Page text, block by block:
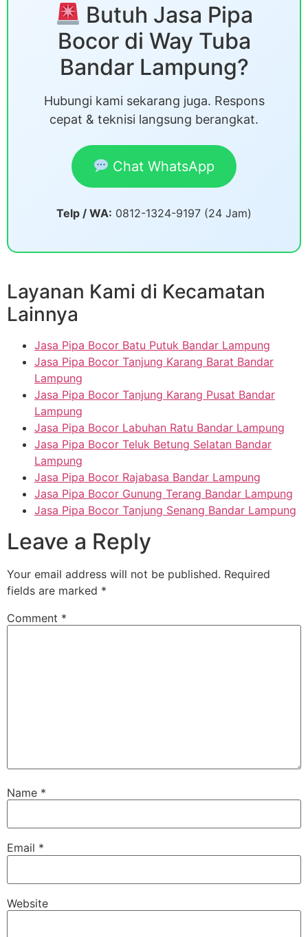
Butuh Jasa Pipa
Bocor di Way Tuba
Bandar Lampung?
Hubungi kami sekarang juga. Respons
cepat & teknisi langsung berangkat.
Chat WhatsApp
Telp / WA: 0812-1324-9197 (24 Jam)
Layanan Kami di Kecamatan
Lainnya
Jasa Pipa Bocor Batu Putuk Bandar Lampung
Jasa Pipa Bocor Tanjung Karang Barat Bandar
Lampung
Jasa Pipa Bocor Tanjung Karang Pusat Bandar
Lampung
Jasa Pipa Bocor Labuhan Ratu Bandar Lampung
Jasa Pipa Bocor Teluk Betung Selatan Bandar
Lampung
Jasa Pipa Bocor Rajabasa Bandar Lampung
Jasa Pipa Bocor Gunung Terang Bandar Lampung
Jasa Pipa Bocor Tanjung Senang Bandar Lampung
Leave a Reply
Your email address will not be published. Required
fields are marked *
Comment *
Name *
Email *
Website